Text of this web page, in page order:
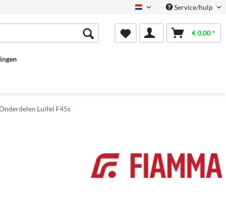
Dutch Service/hulp
€ 0,00 *
Luifel F45s